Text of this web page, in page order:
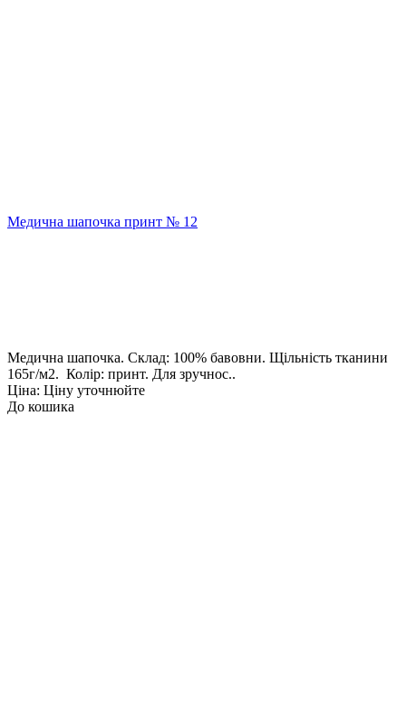
Медична шапочка принт № 12
Медична шапочка. Склад: 100% бавовни. Щільність тканини
165г/м2. Колір: принт. Для зручнос..
Ціна: Ціну уточнюйте
До кошика